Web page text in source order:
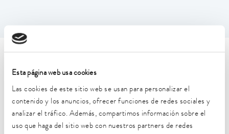
Esta página web usa cookies
Las cookies de este sitio web se usan para personalizar el
contenido y los anuncios, ofrecer funciones de redes sociales y
analizar el tráfico. Además, compartimos información sobre el
uso que haga del sitio web con nuestros partners de redes
DIN 12876)
Rango de temperatura de trabajo
-30 ... 200 °C